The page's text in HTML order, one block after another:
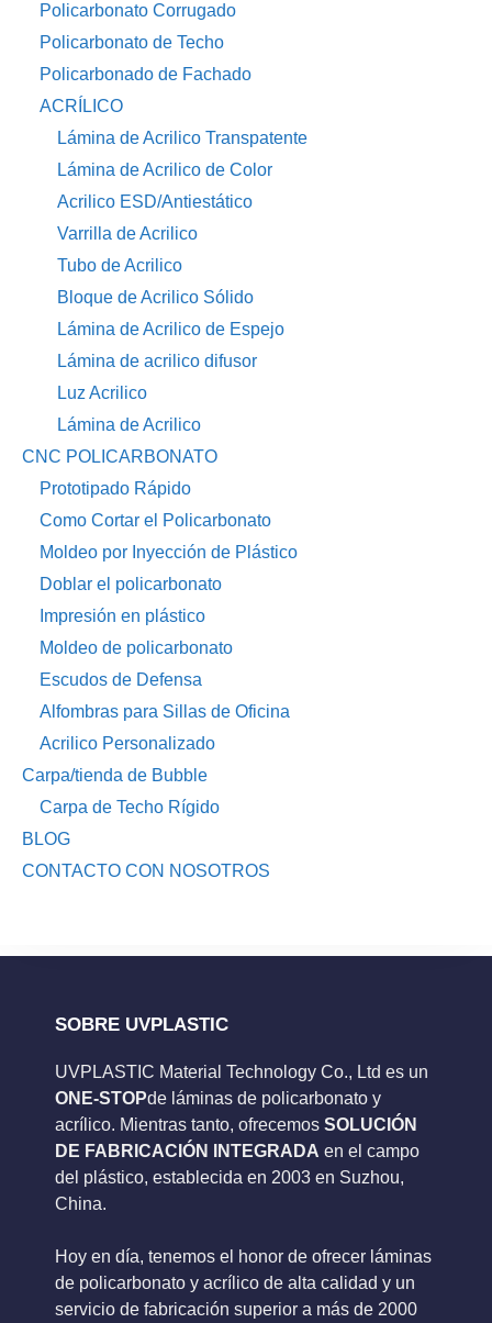
Policarbonato Corrugado
Policarbonato de Techo
Policarbonado de Fachado
ACRÍLICO
Lámina de Acrilico Transpatente
Lámina de Acrilico de Color
Acrilico ESD/Antiestático
Varrilla de Acrilico
Tubo de Acrilico
Bloque de Acrilico Sólido
Lámina de Acrilico de Espejo
Lámina de acrilico difusor
Luz Acrilico
Lámina de Acrilico
CNC POLICARBONATO
Prototipado Rápido
Como Cortar el Policarbonato
Moldeo por Inyección de Plástico
Doblar el policarbonato
Impresión en plástico
Moldeo de policarbonato
Escudos de Defensa
Alfombras para Sillas de Oficina
Acrilico Personalizado
Carpa/tienda de Bubble
Carpa de Techo Rígido
BLOG
CONTACTO CON NOSOTROS
SOBRE UVPLASTIC
UVPLASTIC Material Technology Co., Ltd es un
ONE-STOPde láminas de policarbonato y
acrílico. Mientras tanto, ofrecemos SOLUCIÓN
DE FABRICACIÓN INTEGRADA en el campo
del plástico, establecida en 2003 en Suzhou,
China.
Hoy en día, tenemos el honor de ofrecer láminas
de policarbonato y acrílico de alta calidad y un
servicio de fabricación superior a más de 2000